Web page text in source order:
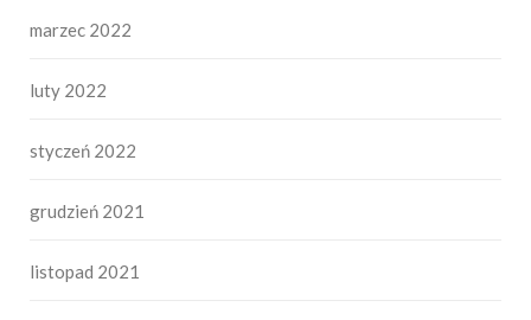
marzec 2022
luty 2022
styczeń 2022
grudzień 2021
listopad 2021